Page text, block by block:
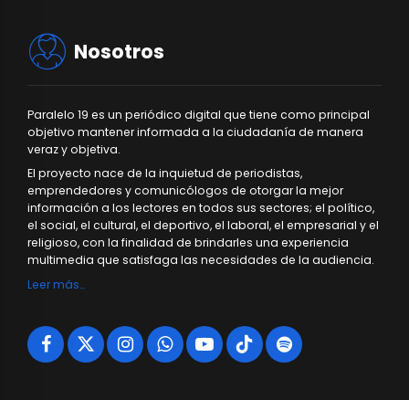
Nosotros
Paralelo 19 es un periódico digital que tiene como principal
objetivo mantener informada a la ciudadanía de manera
veraz y objetiva.
El proyecto nace de la inquietud de periodistas,
emprendedores y comunicólogos de otorgar la mejor
información a los lectores en todos sus sectores; el político,
el social, el cultural, el deportivo, el laboral, el empresarial y el
religioso, con la finalidad de brindarles una experiencia
multimedia que satisfaga las necesidades de la audiencia.
Leer más…